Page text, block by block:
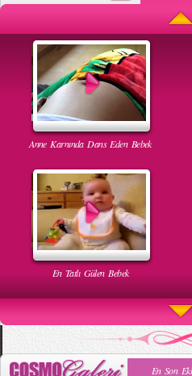
Anne Karnında Dans Eden Bebek
En Tatlı Gülen Bebek
En Son